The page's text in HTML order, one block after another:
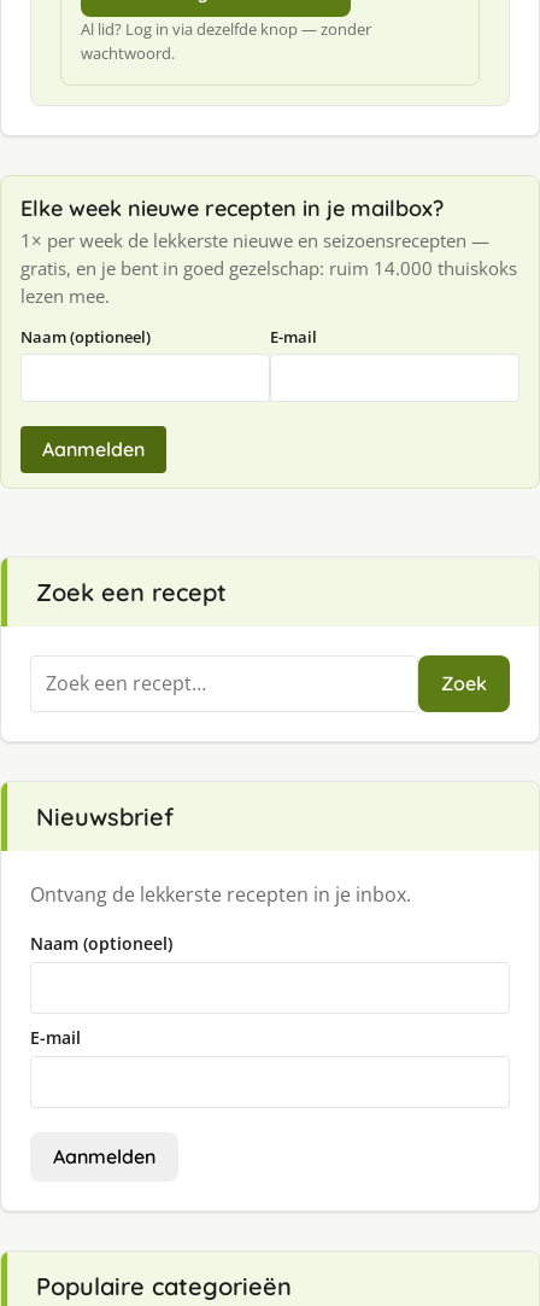
Al lid? Log in via dezelfde knop — zonder
wachtwoord.
Elke week nieuwe recepten in je mailbox?
1× per week de lekkerste nieuwe en seizoensrecepten —
gratis, en je bent in goed gezelschap: ruim 14.000 thuiskoks
lezen mee.
Naam (optioneel) E-mail
Aanmelden
Zoek een recept
Zoeken
naar:
Zoek
Nieuwsbrief
Ontvang de lekkerste recepten in je inbox.
Naam (optioneel)
E-mail
Aanmelden
Populaire categorieën